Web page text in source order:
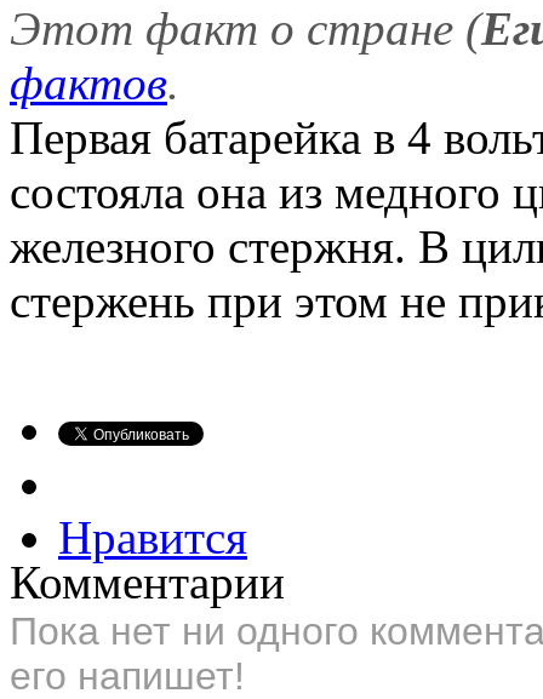
Этот факт о стране (
фактов.
Первая батарейка в 4
состояла она из медного
железного стержня. В
стержень при этом не
Нравится
Комментарии
Пока нет ни одного
его напишет!